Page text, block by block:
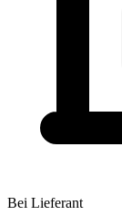
Bei Lieferant